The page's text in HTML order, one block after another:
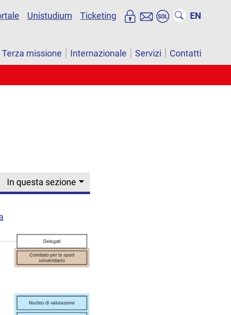
Unistudium Ticketing EN
Terza missione Internazionale Servizi Contatti
In questa sezione